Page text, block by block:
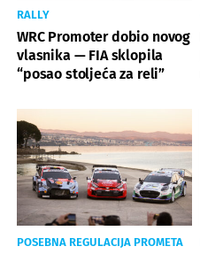
RALLY
WRC Promoter dobio novog
vlasnika — FIA sklopila
“posao stoljeća za reli”
POSEBNA REGULACIJA PROMETA